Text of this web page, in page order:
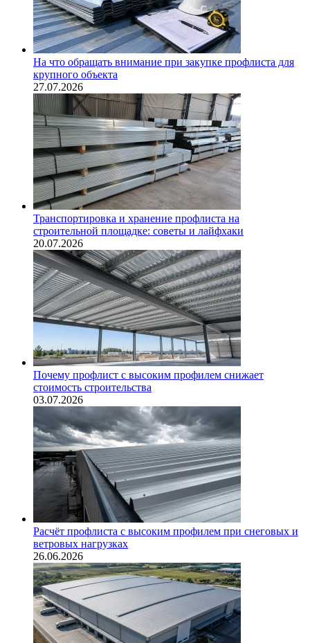
На что обращать внимание при закупке профлиста для
крупного объекта
27.07.2026
Транспортировка и хранение профлиста на
строительной площадке: советы и лайфхаки
20.07.2026
Почему профлист с высоким профилем снижает
стоимость строительства
03.07.2026
Расчёт профлиста с высоким профилем при снеговых и
ветровых нагрузках
26.06.2026